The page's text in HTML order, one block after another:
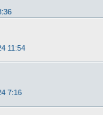
11:54
7:16